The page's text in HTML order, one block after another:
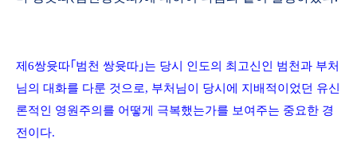
제 6쌍윳따｢ 범천 쌍윳따 ｣는 당시 인도의 최고신인 범천과 부처
님의 대화를 다룬 것으로, 부처님이 당시에 지배적이었던 유신
론적인 영원주의를 어떻게 극복했는가를 보여주는 중요한 경
전이다.